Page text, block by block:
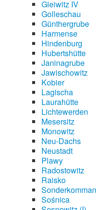
Gleiwitz IV
Golleschau
Günthergrube
Harmense
Hindenburg
Hubertshütte
Janinagrube
Jawischowitz
Kobier
Lagischa
Laurahütte
Lichtewerden
Mesersitz
Monowitz
Neu-Dachs
Neustadt
Plawy
Radostowitz
Raisko
Sośnica